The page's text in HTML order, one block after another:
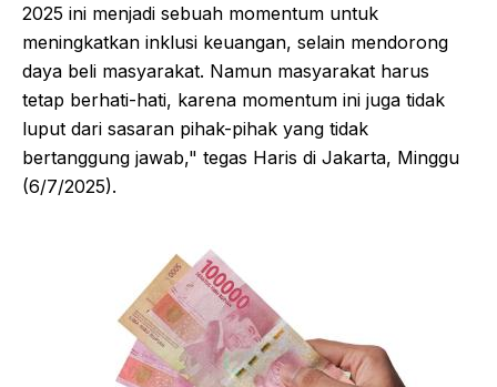
2025 ini menjadi sebuah momentum untuk
meningkatkan inklusi keuangan, selain mendorong
daya beli masyarakat. Namun masyarakat harus
tetap berhati-hati, karena momentum ini juga tidak
luput dari sasaran pihak-pihak yang tidak
bertanggung jawab," tegas Haris di Jakarta, Minggu
(6/7/2025).